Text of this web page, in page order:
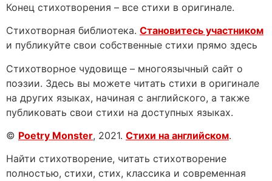
Конец стихотворения – все стихи в оригинале.
Стихотворная библиотека. Становитесь участником
и публикуйте свои собственные стихи прямо здесь
Стихотворное чудовище – многоязычный сайт о
поэзии. Здесь вы можете читать стихи в оригинале
на других языках, начиная с английского, а также
публиковать свои стихи на доступных языках.
© Poetry Monster, 2021. Стихи на английском.
Найти стихотворение, читать стихотворение
полностью, стихи, стих, классика и современная